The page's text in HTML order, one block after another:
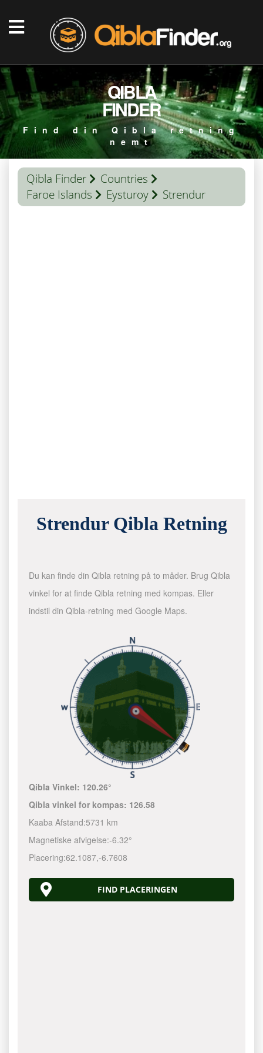
QIBLA
FINDER
Find din Qibla retning
nemt
Qibla Finder
Countries
Faroe Islands
Eysturoy Strendur
Strendur Qibla Retning
Du kan finde din Qibla retning på to måder. Brug Qibla
vinkel for at finde Qibla retning med kompas. Eller
indstil din Qibla-retning med Google Maps.
Qibla Vinkel: 120.26°
Qibla vinkel for kompas: 126.58
Kaaba Afstand:5731 km
Magnetiske afvigelse:-6.32°
Placering:62.1087,-6.7608
FIND PLACERINGEN